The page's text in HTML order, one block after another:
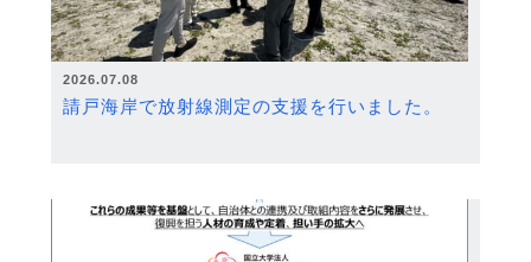
2026.07.08
請戸海岸で放射線測定の支援を行いました。